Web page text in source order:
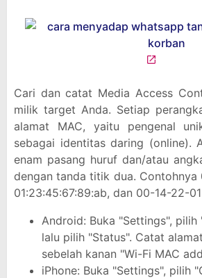
Cari dan catat Media Access
milik target Anda. Setiap
alamat MAC, yaitu pengenal
sebagai identitas daring (online).
enam pasang huruf dan/atau
dengan tanda titik dua. Contohnya
01:23:45:67:89:ab, dan 00-14-22-
Android: Buka "Settings", pilih
lalu pilih "Status". Catat
sebelah kanan "Wi-Fi MAC
iPhone: Buka "Settings", pilih